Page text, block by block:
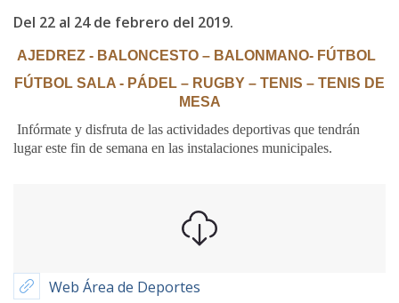
Del 22 al 24 de febrero del 2019.
AJEDREZ - BALONCESTO – BALONMANO- FÚTBOL
FÚTBOL SALA - PÁDEL – RUGBY – TENIS – TENIS DE
MESA
Infórmate y disfruta de las actividades deportivas que tendrán
lugar este fin de semana en las instalaciones municipales.
Web Área de Deportes